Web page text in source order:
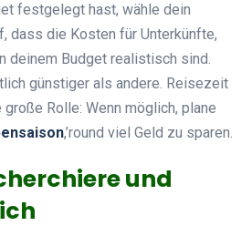
festgelegt hast, wähle dein
dass die Kosten für Unterkünfte,
deinem Budget realistisch sind.
günstiger als andere. Reisezeit
Rolle: Wenn möglich, plane
,’round viel Geld zu sparen.
und